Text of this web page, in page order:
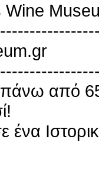
Wine
πάνω από
ένα